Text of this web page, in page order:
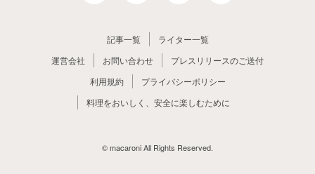
記事一覧
ライター一覧
運営会社
お問い合わせ
プレスリリースのご送付
利用規約
プライバシーポリシー
料理をおいしく、安全に楽しむために
© macaroni All Rights Reserved.